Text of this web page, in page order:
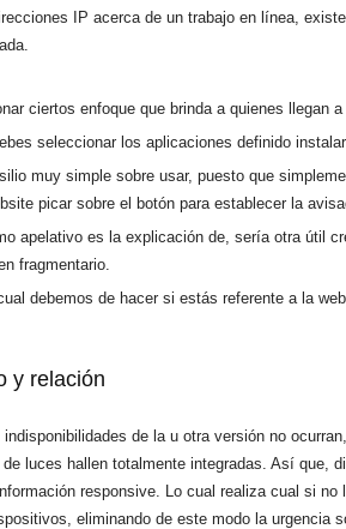
IP acerca de un trabajo en línea,
ciertos enfoque que brinda a quienes
seleccionar los aplicaciones definido
muy simple sobre usar, puesto que
picar sobre el botón para establecer la
apelativo es la explicación de, serí­a otra útil
fragmentario.
debemos de hacer si estás referente a la
y relación
de la u otra versión no
luces hallen totalmente integradas. Así que,
responsive. Lo cual realiza cual si
eliminando de este modo la urgencia